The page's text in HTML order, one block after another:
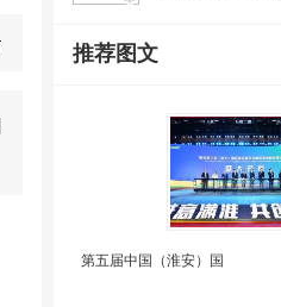
展。
推荐图文
第五届中国（淮安）国